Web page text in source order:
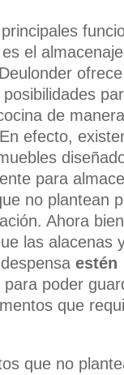
el
de
efecto,
para
no plantean
Ahora
las alacenas
estén
para poder
que
que no